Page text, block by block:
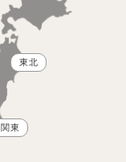
東北
関東